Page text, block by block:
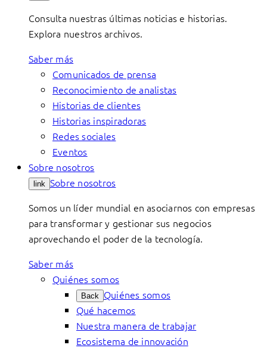
Consulta nuestras últimas noticias e historias.
Explora nuestros archivos.
Saber más
Comunicados de prensa
Reconocimiento de analistas
Historias de clientes
Historias inspiradoras
Redes sociales
Eventos
Sobre nosotros
link Sobre nosotros
Somos un líder mundial en asociarnos con empresas
para transformar y gestionar sus negocios
aprovechando el poder de la tecnología.
Saber más
Quiénes somos
Back Quiénes somos
Qué hacemos
Nuestra manera de trabajar
Ecosistema de innovación